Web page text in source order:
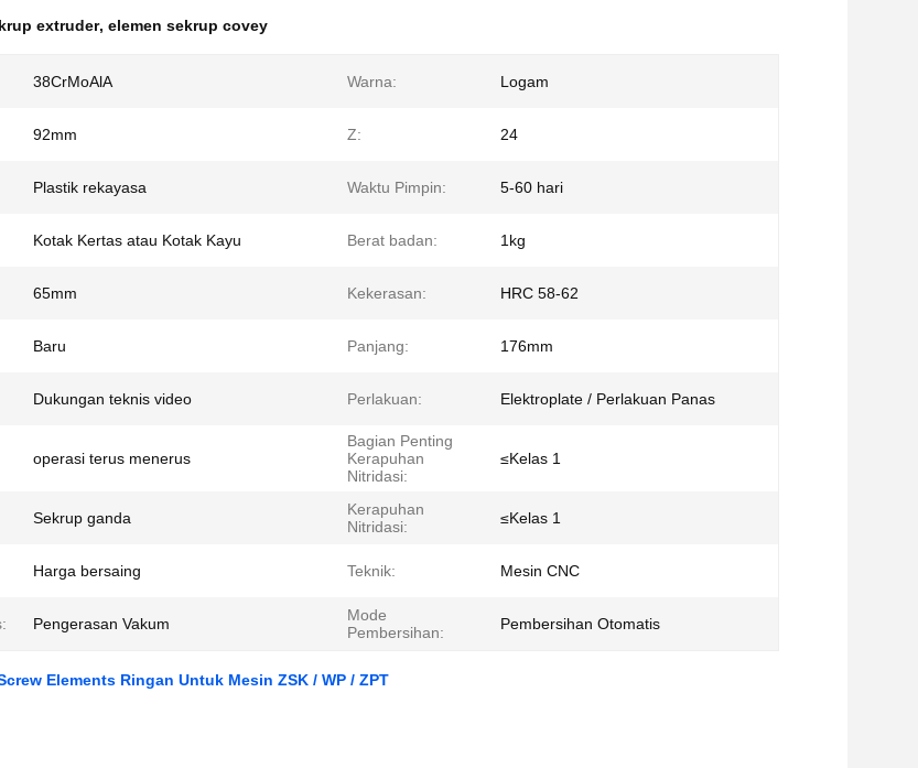
extruder, elemen sekrup covey
38CrMoAlA Warna: Logam
92mm Z: 24
Plastik rekayasa Waktu Pimpin: 5-60 hari
Kotak Kertas atau Kotak Kayu Berat badan: 1kg
65mm Kekerasan: HRC 58-62
Baru Panjang: 176mm
Dukungan teknis video Perlakuan: Elektroplate / Perlakuan Panas
operasi terus menerus
Bagian Penting
Kerapuhan
Nitridasi:
≤Kelas 1
Sekrup ganda
Kerapuhan
Nitridasi:
≤Kelas 1
Harga bersaing Teknik: Mesin CNC
Pengerasan Vakum
Mode
Pembersihan:
Pembersihan Otomatis
Elements Ringan Untuk Mesin ZSK / WP / ZPT